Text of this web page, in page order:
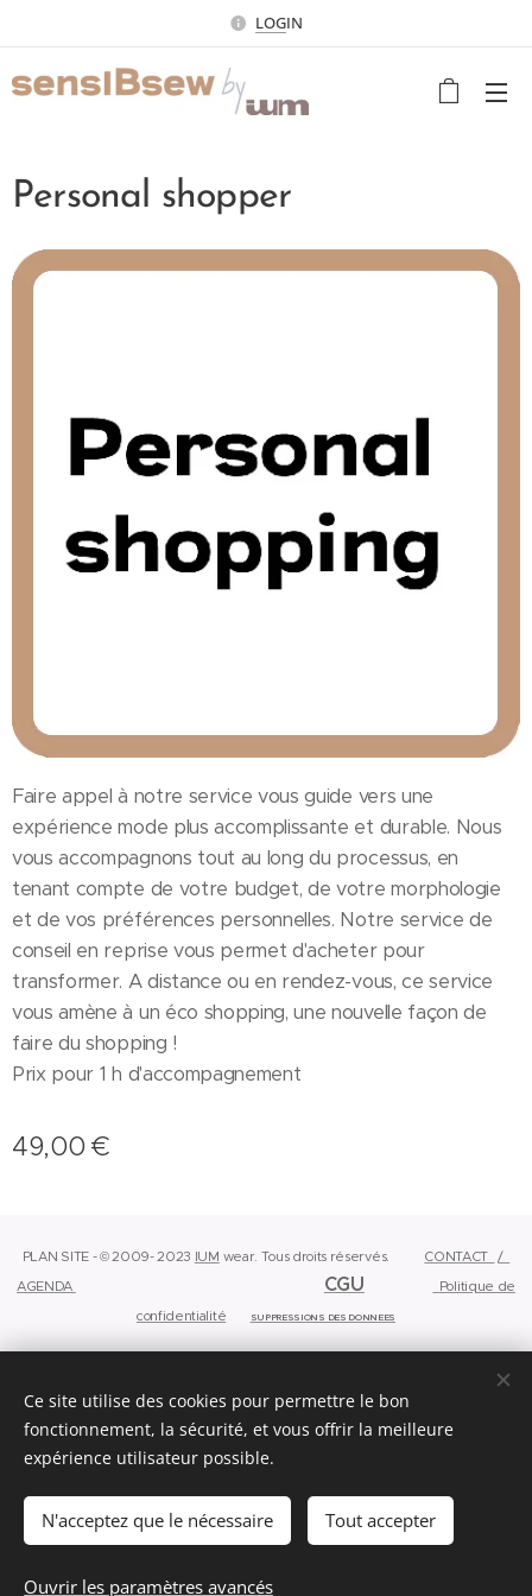
LOGIN
Personal shopper
Faire appel à notre service vous guide vers une
expérience mode plus accomplissante et durable. Nous
vous accompagnons tout au long du processus, en
tenant compte de votre budget, de votre morphologie
et de vos préférences personnelles. Notre service de
conseil en reprise vous permet d'acheter pour
transformer. A distance ou en rendez-vous, ce service
vous amène à un éco shopping, une nouvelle façon de
faire du shopping !
Prix pour 1 h d'accompagnement
49,00 €
PLAN SITE - © 2009- 2023 IUM wear. Tous droits réservés. CONTACT /
AGENDA
CGU
Politique de
confidentialité
SUPPRESSIONS DES DONNEES
Powered byWebnode Cookies
Langues
Ce site utilise des cookies pour permettre le bon
fonctionnement, la sécurité, et vous offrir la meilleure
expérience utilisateur possible.
N'acceptez que le nécessaire Tout accepter
Ouvrir les paramètres avancés